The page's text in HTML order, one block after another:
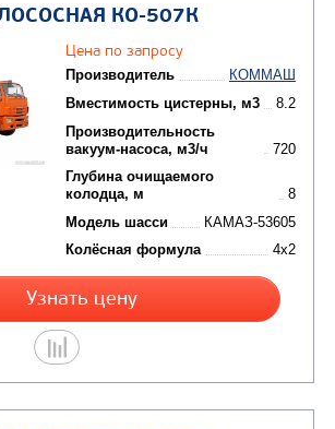
ИЛОСОСНАЯ АВИ-8-1,5
534025
9 650 000 руб.
Производитель
Вместимость
Производительность
вакуум-насоса, м3/ч
Модель шасси